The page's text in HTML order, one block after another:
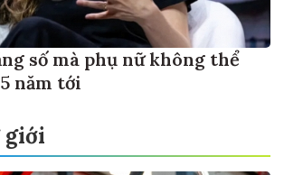
số mà phụ nữ không thể
năm tới
giới